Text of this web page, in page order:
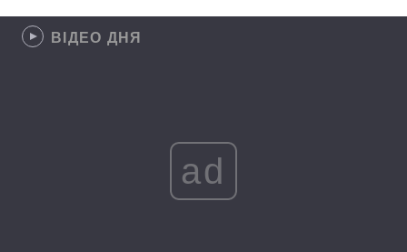
ВІДЕО ДНЯ
ad